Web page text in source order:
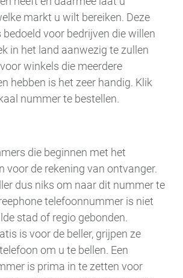
markt u wilt bereiken. Deze
voor bedrijven die willen
in het land aanwezig te zullen
winkels die meerdere
hebben is het zeer handig. Klik
nummer te bestellen.
die beginnen met het
voor de rekening van ontvanger.
dus niks om naar dit nummer te
telefoonnummer is niet
stad of regio gebonden.
is voor de beller, grijpen ze
om u te bellen. Een
is prima in te zetten voor